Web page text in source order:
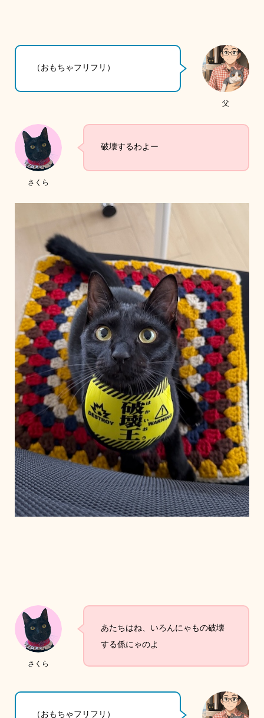
父
（おもちゃフリフリ）
さくら
破壊するわよー
さくら
あたちはね、いろんにゃもの破壊
する係にゃのよ
（おもちゃフリフリ）